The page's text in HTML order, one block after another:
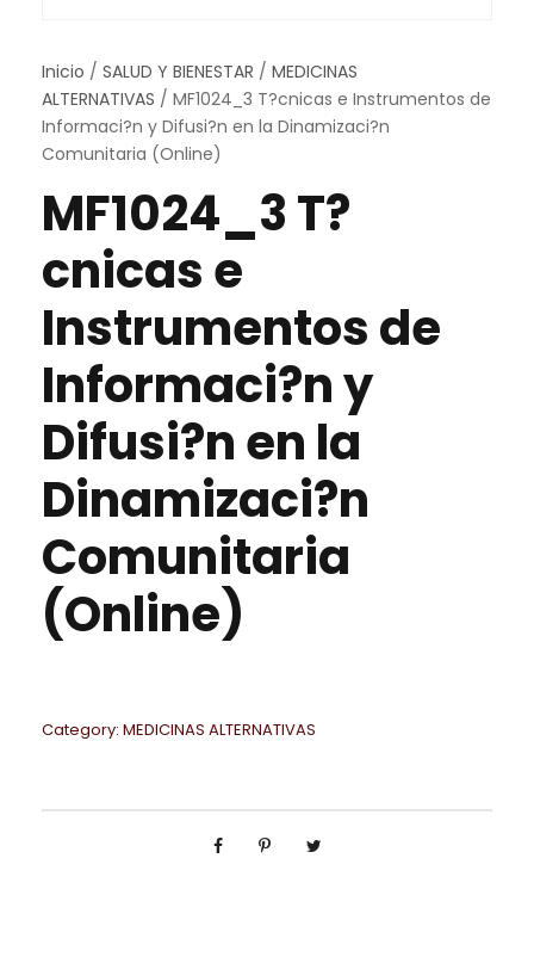
Inicio / SALUD Y BIENESTAR / MEDICINAS
ALTERNATIVAS / MF1024_3 T?cnicas e Instrumentos de
Informaci?n y Difusi?n en la Dinamizaci?n
Comunitaria (Online)
MF1024_3 T?
cnicas e
Instrumentos de
Informaci?n y
Difusi?n en la
Dinamizaci?n
Comunitaria
(Online)
Category: MEDICINAS ALTERNATIVAS